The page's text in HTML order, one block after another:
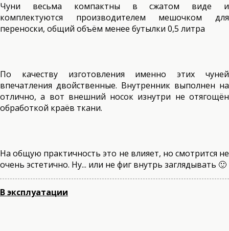
Чуни весьма компактны в сжатом виде и
комплектуются производителем мешочком для
переноски, общий объём менее бутылки 0,5 литра
По качеству изготовления именно этих чуней
впечатления двойственные. Внутренник выполнен на
отлично, а вот внешний носок изнутри не отягощён
обработкой краёв ткани.
На общую практичность это не влияет, но смотрится не
очень эстетично. Ну... или не фиг внутрь заглядывать 🙂
В эксплуатации